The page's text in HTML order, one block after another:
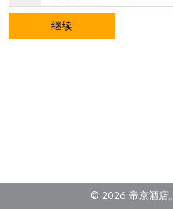
继续
© 2026 帝京酒店。